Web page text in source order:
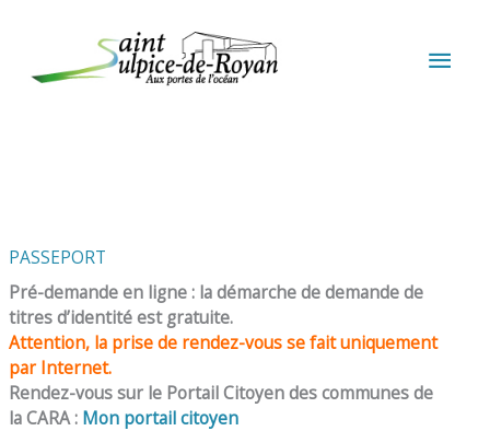
PASSEPORT
Pré-demande en ligne : la démarche de demande de
titres d’identité est gratuite.
Attention, la prise de rendez-vous se fait uniquement
par Internet.
Rendez-vous sur le Portail Citoyen des communes de
la CARA : Mon portail citoyen